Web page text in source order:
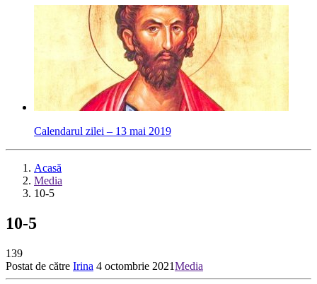
Calendarul zilei – 13 mai 2019
Acasă
Media
10-5
10-5
139
Postat de către Irina 4 octombrie 2021Media